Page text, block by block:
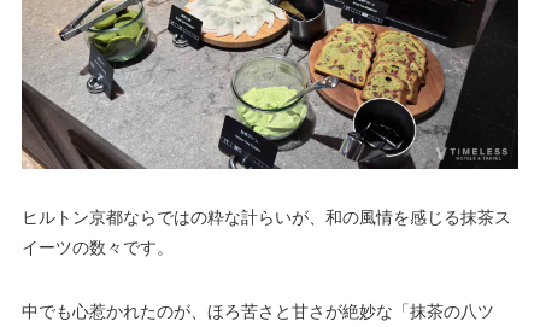
ヒルトン京都ならではの粋な計らいが、和の風情を感じる抹茶ス
イーツの数々です。
中でも心惹かれたのが、ほろ苦さと甘さが絶妙な「抹茶の八ツ